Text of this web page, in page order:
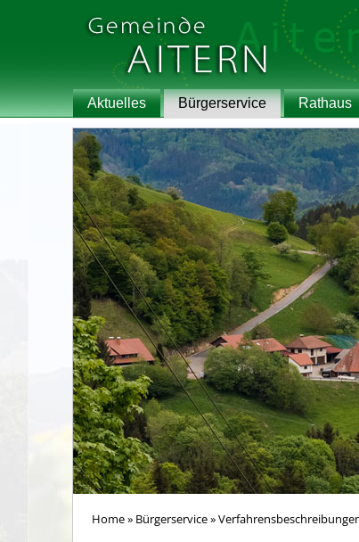
Aktuelles Bürgerservice Rathaus
Home» Bürgerservice»